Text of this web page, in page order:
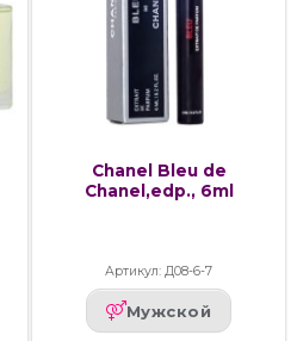
Chanel Bleu de
Chanel,edp., 6ml
Артикул: Д08-6-7
Мужской